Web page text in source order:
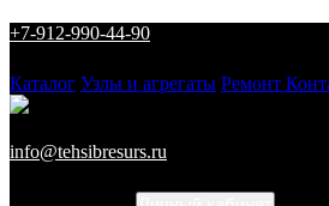
+7-912-990-44-90
Каталог Узлы и агрегаты Ремонт
info@tehsibresurs.ru